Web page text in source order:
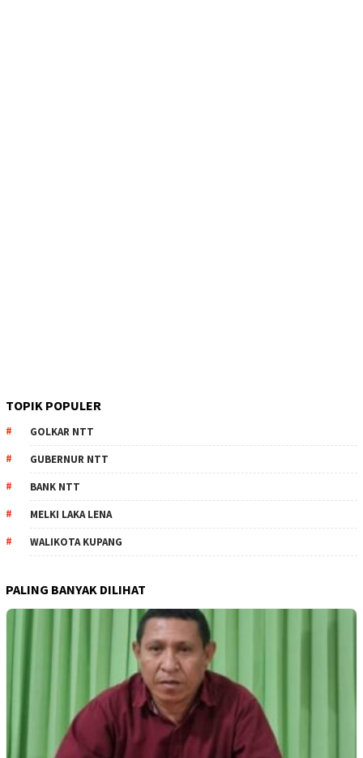
TOPIK POPULER
GOLKAR NTT
GUBERNUR NTT
BANK NTT
MELKI LAKA LENA
WALIKOTA KUPANG
PALING BANYAK DILIHAT